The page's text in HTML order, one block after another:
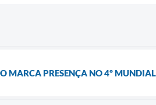
MARCA PRESENÇA NO 4º